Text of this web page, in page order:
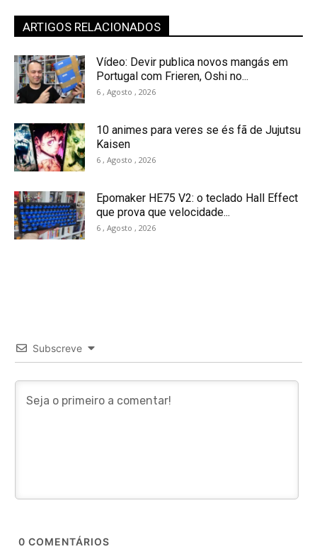
ARTIGOS RELACIONADOS
Vídeo: Devir publica novos mangás em
Portugal com Frieren, Oshi no...
6 , Agosto , 2026
10 animes para veres se és fã de Jujutsu
Kaisen
6 , Agosto , 2026
Epomaker HE75 V2: o teclado Hall Effect
que prova que velocidade...
6 , Agosto , 2026
Subscreve
0 COMENTÁRIOS